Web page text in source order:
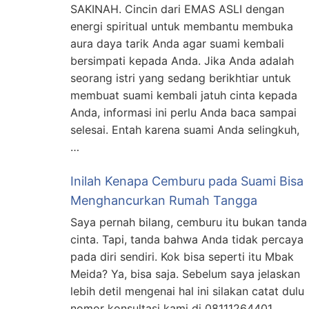
SAKINAH. Cincin dari EMAS ASLI dengan
energi spiritual untuk membantu membuka
aura daya tarik Anda agar suami kembali
bersimpati kepada Anda. Jika Anda adalah
seorang istri yang sedang berikhtiar untuk
membuat suami kembali jatuh cinta kepada
Anda, informasi ini perlu Anda baca sampai
selesai. Entah karena suami Anda selingkuh,
…
Inilah Kenapa Cemburu pada Suami Bisa
Menghancurkan Rumah Tangga
Saya pernah bilang, cemburu itu bukan tanda
cinta. Tapi, tanda bahwa Anda tidak percaya
pada diri sendiri. Kok bisa seperti itu Mbak
Meida? Ya, bisa saja. Sebelum saya jelaskan
lebih detil mengenai hal ini silakan catat dulu